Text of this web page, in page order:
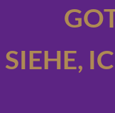
SIEHE,